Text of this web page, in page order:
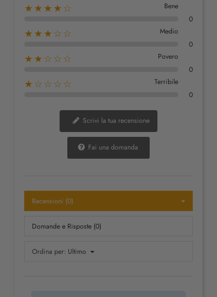
★★★★☆
Bene
0
★★★☆☆
Medio
0
★★☆☆☆
Povero
0
★☆☆☆☆
Terribile
0
Scrivi la tua recensione
Fai una domanda
Recensioni (0)
Domande e Risposte (0)
Ordina per: Ultimo